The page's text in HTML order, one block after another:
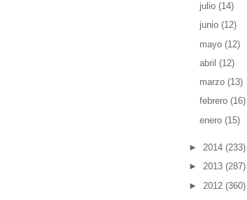
julio (14)
junio (12)
mayo (12)
abril (12)
marzo (13)
febrero (16)
enero (15)
► 2014 (233)
► 2013 (287)
► 2012 (360)